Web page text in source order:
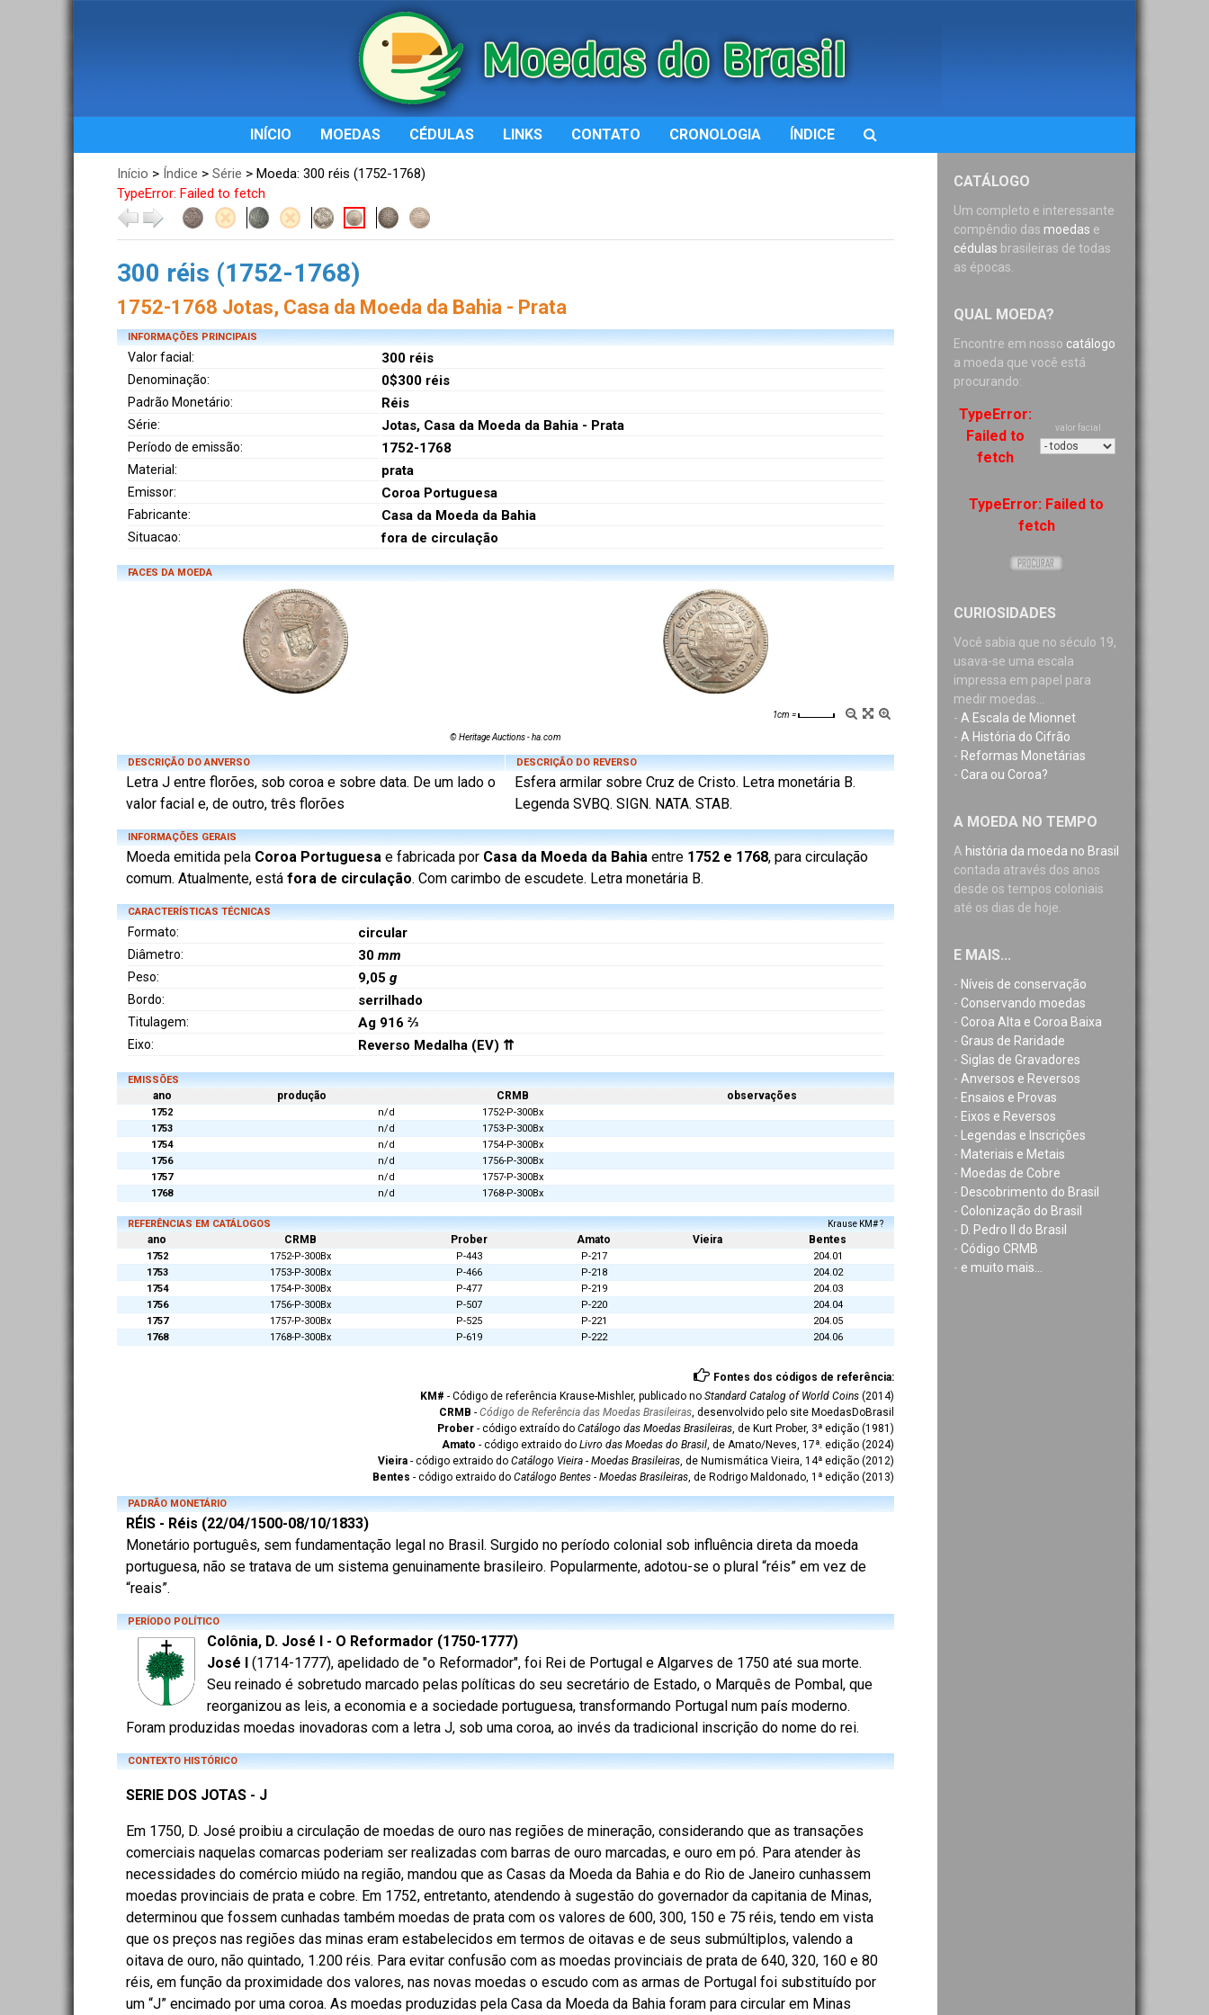
INÍCIO MOEDAS CÉDULAS LINKS CONTATO CRONOLOGIA ÍNDICE
CATÁLOGO
Um completo e interessante
compêndio das moedas e
cédulas brasileiras de todas
as épocas.
QUAL MOEDA?
Encontre em nosso catálogo
a moeda que você está
procurando:
TypeError:
Failed to
fetch
valor facial
TypeError: Failed to
fetch
CURIOSIDADES
Você sabia que no século 19,
usava-se uma escala
impressa em papel para
medir moedas...
- A Escala de Mionnet
- A História do Cifrão
- Reformas Monetárias
- Cara ou Coroa?
A MOEDA NO TEMPO
A história da moeda no Brasil
contada através dos anos
desde os tempos coloniais
até os dias de hoje.
E MAIS...
- Níveis de conservação
- Conservando moedas
- Coroa Alta e Coroa Baixa
- Graus de Raridade
- Siglas de Gravadores
- Anversos e Reversos
- Ensaios e Provas
- Eixos e Reversos
-
Legendas e Inscrições
- Materiais e Metais
- Moedas de Cobre
- Descobrimento do Brasil
- Colonização do Brasil
- D. Pedro II do Brasil
- Código CRMB
- e muito mais...
Início > Índice > Série > Moeda: 300 réis (1752-1768)
TypeError: Failed to fetch
300 réis (1752-1768)
1752-1768 Jotas, Casa da Moeda da Bahia - Prata
INFORMAÇÕES PRINCIPAIS
Valor facial: 300 réis
Denominação: 0$300 réis
Padrão Monetário: Réis
Série: Jotas, Casa da Moeda da Bahia - Prata
Período de emissão: 1752-1768
Material: prata
Emissor: Coroa Portuguesa
Fabricante: Casa da Moeda da Bahia
Situacao: fora de circulação
FACES DA MOEDA
1cm =
© Heritage Auctions - ha.com
DESCRIÇÃO DO ANVERSO
Letra J entre florões, sob coroa e sobre data. De um lado o
valor facial e, de outro, três florões
DESCRIÇÃO DO REVERSO
Esfera armilar sobre Cruz de Cristo. Letra monetária B.
Legenda SVBQ. SIGN. NATA. STAB.
INFORMAÇÕES GERAIS
Moeda emitida pela Coroa Portuguesa e fabricada por Casa da Moeda da Bahia entre 1752 e 1768, para circulação
comum. Atualmente, está fora de circulação. Com carimbo de escudete. Letra monetária B.
CARACTERÍSTICAS TÉCNICAS
Formato: circular
Diâmetro: 30 mm
Peso: 9,05 g
Bordo: serrilhado
Titulagem: Ag 916 ⅔
Eixo: Reverso Medalha (EV) ⇈
EMISSÕES
ano produção CRMB observações
1752 n/d
1752-P-300Bx
1753
n/d
1753-P-300Bx
1754
n/d
1754-P-300Bx
1756
n/d
1756-P-300Bx
1757
n/d
1757-P-300Bx
1768
n/d 1768-P-300Bx
REFERÊNCIAS EM CATÁLOGOS Krause KM# ?
ano CRMB Prober Amato Vieira Bentes
1752 1752-P-300Bx P-443 P-217
204.01
1753
1753-P-300Bx P-466 P-218
204.02
1754
1754-P-300Bx P-477 P-219
204.03
1756
1756-P-300Bx P-507 P-220
204.04
1757
1757-P-300Bx P-525 P-221
204.05
1768
1768-P-300Bx P-619 P-222 204.06
Fontes dos códigos de referência:
KM# - Código de referência Krause-Mishler, publicado no Standard Catalog of World Coins (2014)
CRMB - Código de Referência das Moedas Brasileiras, desenvolvido pelo site MoedasDoBrasil
Prober - código extraído do Catálogo das Moedas Brasileiras, de Kurt Prober, 3ª edição (1981)
Amato - código extraido do Livro das Moedas do Brasil, de Amato/Neves, 17ª. edição (2024)
Vieira - código extraido do Catálogo Vieira - Moedas Brasileiras, de Numismática Vieira, 14ª edição (2012)
Bentes - código extraido do Catálogo Bentes - Moedas Brasileiras, de Rodrigo Maldonado, 1ª edição (2013)
PADRÃO MONETÁRIO
RÉIS - Réis (22/04/1500-08/10/1833)
Monetário português, sem fundamentação legal no Brasil. Surgido no período colonial sob influência direta da moeda
portuguesa, não se tratava de um sistema genuinamente brasileiro. Popularmente, adotou-se o plural “réis” em vez de
“reais”.
PERÍODO POLÍTICO
Colônia, D. José I - O Reformador (1750-1777)
José I (1714-1777), apelidado de "o Reformador", foi Rei de Portugal e Algarves de 1750 até sua morte.
Seu reinado é sobretudo marcado pelas políticas do seu secretário de Estado, o Marquês de Pombal, que
reorganizou as leis, a economia e a sociedade portuguesa, transformando Portugal num país moderno.
Foram produzidas moedas inovadoras com a letra J, sob uma coroa, ao invés da tradicional inscrição do nome do rei.
CONTEXTO HISTÓRICO
SERIE DOS JOTAS - J
Em 1750, D. José proibiu a circulação de moedas de ouro nas regiões de mineração, considerando que as transações
comerciais naquelas comarcas poderiam ser realizadas com barras de ouro marcadas, e ouro em pó. Para atender às
necessidades do comércio miúdo na região, mandou que as Casas da Moeda da Bahia e do Rio de Janeiro cunhassem
moedas provinciais de prata e cobre. Em 1752, entretanto, atendendo à sugestão do governador da capitania de Minas,
determinou que fossem cunhadas também moedas de prata com os valores de 600, 300, 150 e 75 réis, tendo em vista
que os preços nas regiões das minas eram estabelecidos em termos de oitavas e de seus submúltiplos, valendo a
oitava de ouro, não quintado, 1.200 réis. Para evitar confusão com as moedas provinciais de prata de 640, 320, 160 e 80
réis, em função da proximidade dos valores, nas novas moedas o escudo com as armas de Portugal foi substituído por
um “J” encimado por uma coroa. As moedas produzidas pela Casa da Moeda da Bahia foram para circular em Minas